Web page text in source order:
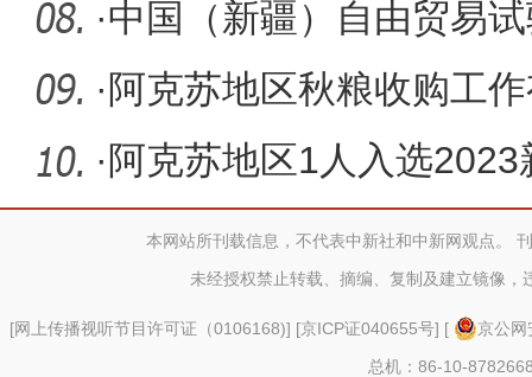
投入冬灌
·中国（新疆）自由贸易
册落户35
· 阿克苏地区秋粮收购工
· 阿克苏地区1人入选2023
警”候选人
本网站所刊载信息，不代表中新社和中新网观点。
未经授权禁止转载、摘编、复制及建立镜像，
[网上传播视听节目许可证（0106168)] [京ICP证040655号] [
京公
总机：86-10-